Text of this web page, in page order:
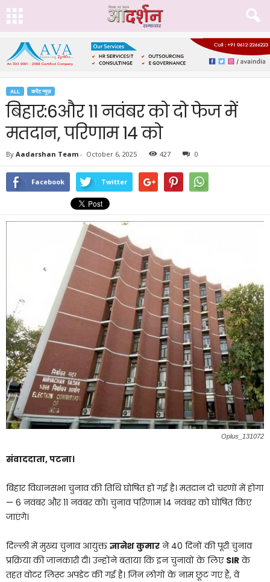
ALL करेंट न्यूज़
बिहार:6और 11 नवंबर को दो फेज में
मतदान, परिणाम 14 को
By Aadarshan Team - October 6, 2025 427 0
Facebook Twitter
Oplus_131072
संवाददाता, पटना।
बिहार विधानसभा चुनाव की तिथि घोषित हो गई है। मतदान दो चरणों में होगा
— 6 नवंबर और 11 नवंबर को। चुनाव परिणाम 14 नवंबर को घोषित किए
जाएंगे।
दिल्ली में मुख्य चुनाव आयुक्तज्ञानेश कुमार ने 40 दिनों की पूरी चुनाव
प्रक्रिया की जानकारी दी। उन्होंने बताया कि इन चुनावों के लिए SIRके
तहत वोटर लिस्ट अपडेट की गई है। जिन लोगों के नाम छूट गए हैं, वे